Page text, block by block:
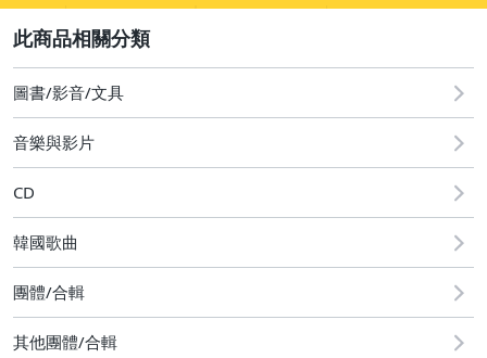
其它
圖書/影音/文具
音樂與影片
CD
韓國歌曲
團體/合輯
其他團體/合輯